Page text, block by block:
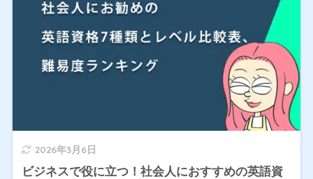
2026年3月6日
ビジネスで役に立つ！社会人におすすめの英語資